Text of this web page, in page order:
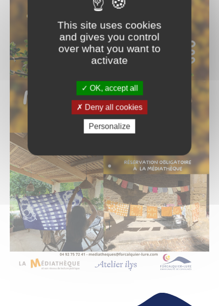
This site uses cookies
and gives you control
over what you want to
activate
OK, accept all
Deny all cookies
Personalize